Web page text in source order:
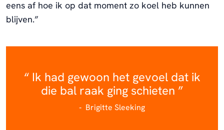
eens af hoe ik op dat moment zo koel heb kunnen
blijven.”
Ik had gewoon het gevoel dat ik
die bal raak ging schieten
Brigitte Sleeking